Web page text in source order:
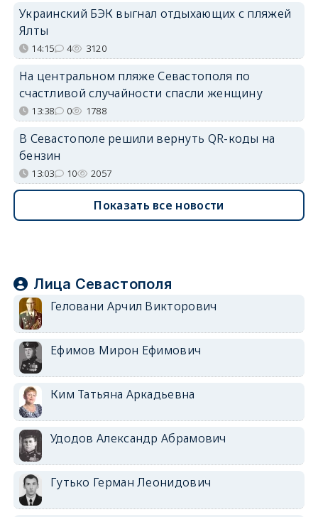
Украинский БЭК выгнал отдыхающих с пляжей
Ялты
14:15 4 3120
На центральном пляже Севастополя по
счастливой случайности спасли женщину
13:38 0 1788
В Севастополе решили вернуть QR-коды на
бензин
13:03 10 2057
Показать все новости
Лица Севастополя
Геловани Арчил Викторович
Ефимов Мирон Ефимович
Ким Татьяна Аркадьевна
Удодов Александр Абрамович
Гутько Герман Леонидович